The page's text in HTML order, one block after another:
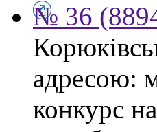
№ 36
адресою:
конкурс